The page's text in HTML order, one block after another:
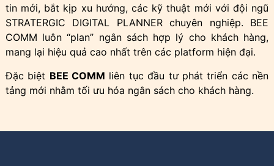
tin mới, bắt kịp xu hướng, các kỹ thuật mới với đội ngũ
STRATERGIC DIGITAL PLANNER chuyên nghiệp. BEE
COMM luôn “plan” ngân sách hợp lý cho khách hàng,
mang lại hiệu quả cao nhất trên các platform hiện đại.
Đặc biệt BEE COMM liên tục đầu tư phát triển các nền
tảng mới nhằm tối ưu hóa ngân sách cho khách hàng.